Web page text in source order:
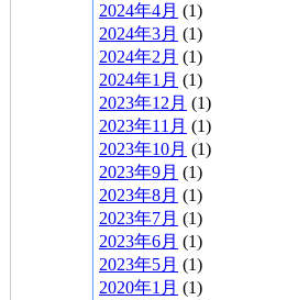
2024年4月 (1)
2024年3月 (1)
2024年2月 (1)
2024年1月 (1)
2023年12月 (1)
2023年11月 (1)
2023年10月 (1)
2023年9月 (1)
2023年8月 (1)
2023年7月 (1)
2023年6月 (1)
2023年5月 (1)
2020年1月 (1)